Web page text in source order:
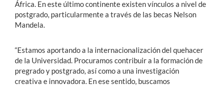
África. En este último continente existen vínculos a nivel de
postgrado, particularmente a través de las becas Nelson
Mandela.
“Estamos aportando a la internacionalización del quehacer
de la Universidad. Procuramos contribuir a la formación de
pregrado y postgrado, así como a una investigación
creativa e innovadora. En ese sentido, buscamos